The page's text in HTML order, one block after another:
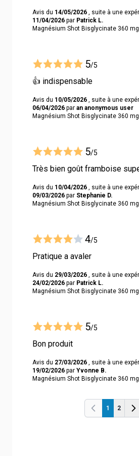
Avis du 14/05/2026 , suite à une
11/04/2026 par Patrick L.
Magnésium Shot Bisglycinate 360 mg
5/5
👍 indispensable
Avis du 10/05/2026 , suite à une
06/04/2026 par an anonymous user
Magnésium Shot Bisglycinate 360 mg
5/5
Très bien goût framboise
Avis du 10/04/2026 , suite à une
09/03/2026 par Stephanie D.
Magnésium Shot Bisglycinate 360 mg
4/5
Pratique a avaler
Avis du 29/03/2026 , suite à une
24/02/2026 par Patrick L.
Magnésium Shot Bisglycinate 360 mg
5/5
Bon produit
Avis du 27/03/2026 , suite à une
19/02/2026 par Yvonne B.
Magnésium Shot Bisglycinate 360 mg
Previous
1 2